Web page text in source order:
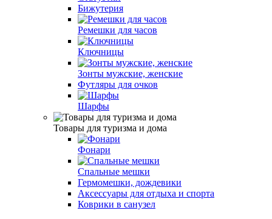
Бижутерия
Ремешки для часов
Ключницы
Зонты мужские, женские
Футляры для очков
Шарфы
Товары для туризма и дома
Фонари
Спальные мешки
Гермомешки, дождевики
Аксессуары для отдыха и спорта
Коврики в санузел